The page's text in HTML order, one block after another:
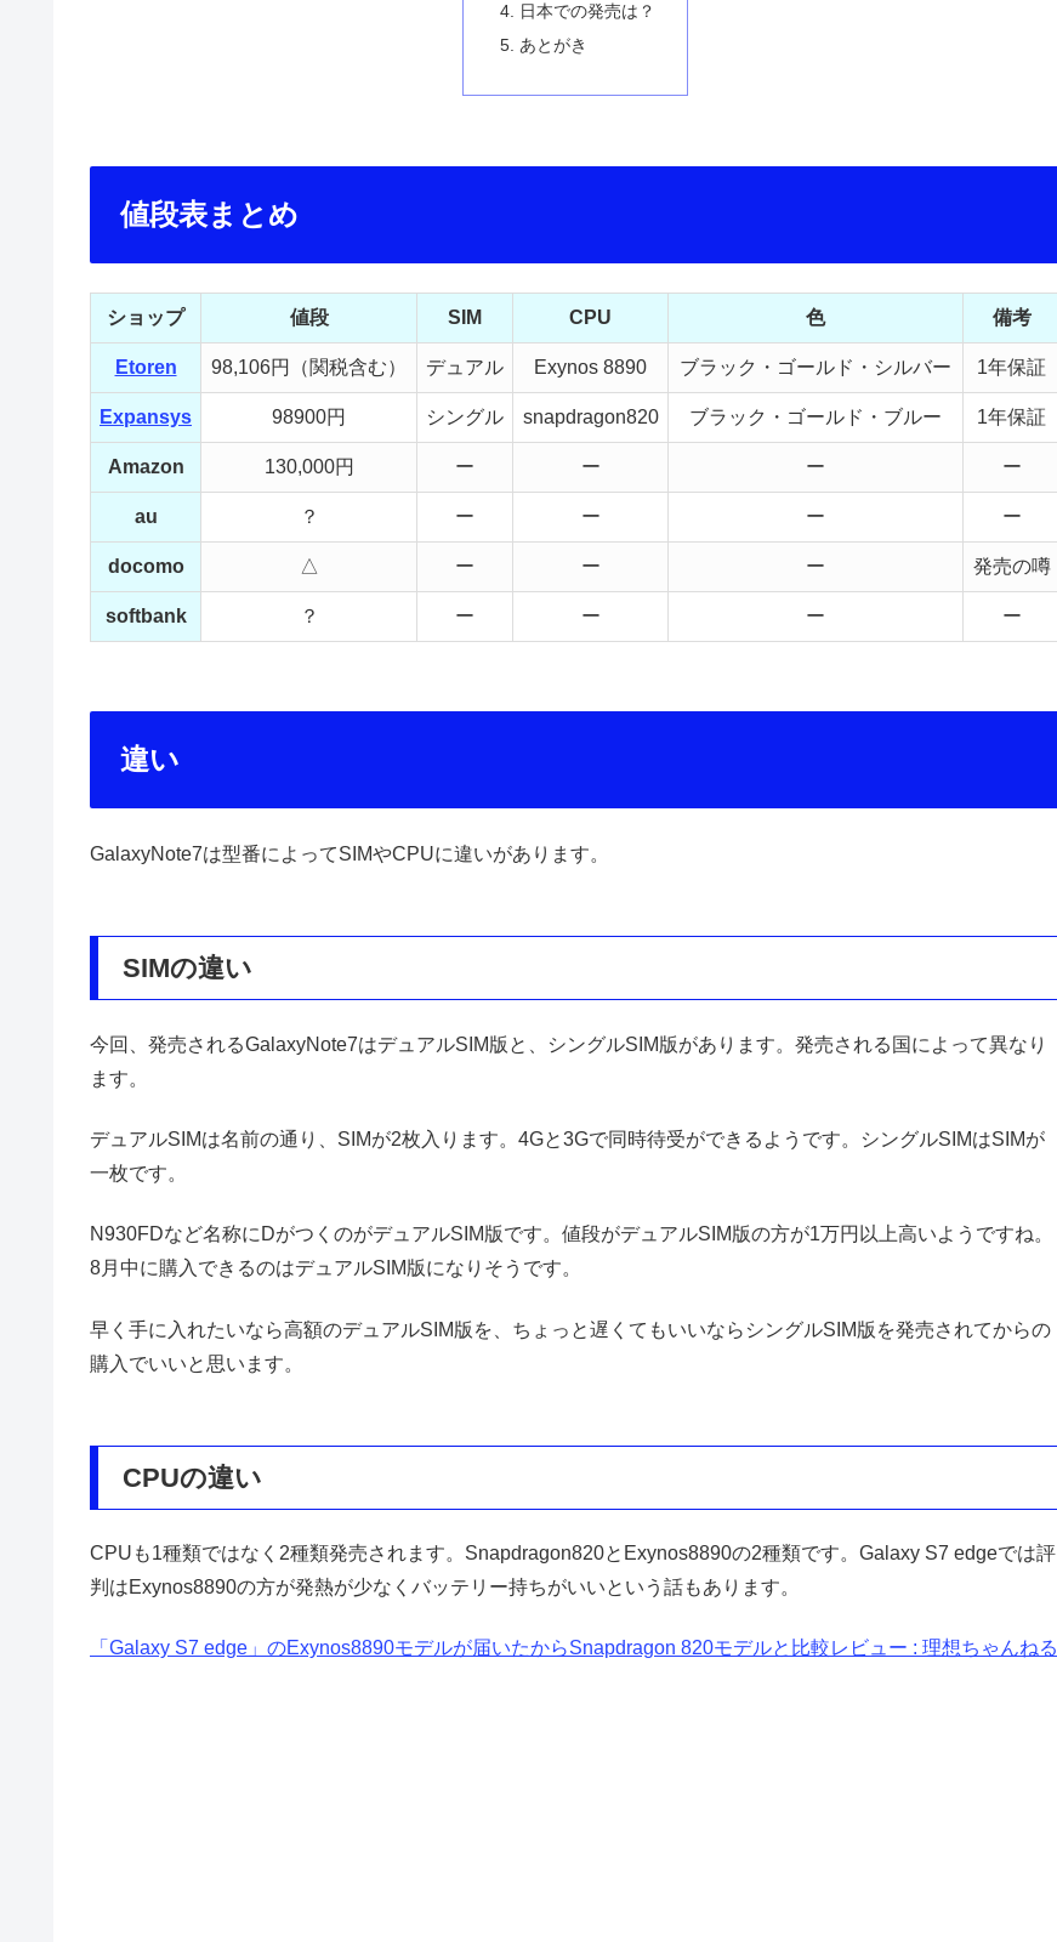
日本での発売は？
あとがき
値段表まとめ
ショップ 値段 SIM CPU 色 備考
Etoren 98,106円（関税含む） デュアル Exynos 8890 ブラック・ゴールド・シルバー 1年保証
Expansys 98900円 シングル snapdragon820 ブラック・ゴールド・ブルー 1年保証
Amazon 130,000円 ー ー ー ー
au ？ ー ー ー ー
docomo △ ー ー ー 発売の噂
softbank ？ ー ー ー ー
違い
GalaxyNote7は型番によってSIMやCPUに違いがあります。
SIMの違い
今回、発売されるGalaxyNote7はデュアルSIM版と、シングルSIM版があります。発売される国によって異なり
ます。
デュアルSIMは名前の通り、SIMが2枚入ります。4Gと3Gで同時待受ができるようです。シングルSIMはSIMが
一枚です。
N930FDなど名称にDがつくのがデュアルSIM版です。値段がデュアルSIM版の方が1万円以上高いようですね。
8月中に購入できるのはデュアルSIM版になりそうです。
早く手に入れたいなら高額のデュアルSIM版を、ちょっと遅くてもいいならシングルSIM版を発売されてからの
購入でいいと思います。
CPUの違い
CPUも1種類ではなく2種類発売されます。Snapdragon820とExynos8890の2種類です。Galaxy S7 edgeでは評
判はExynos8890の方が発熱が少なくバッテリー持ちがいいという話もあります。
「Galaxy S7 edge」のExynos8890モデルが届いたからSnapdragon 820モデルと比較レビュー : 理想ちゃんねる